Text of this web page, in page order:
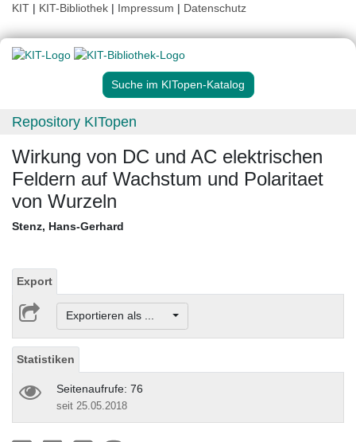
KIT | KIT-Bibliothek | Impressum | Datenschutz
Suche im KITopen-Katalog
Repository KITopen
Wirkung von DC und AC elektrischen
Feldern auf Wachstum und Polaritaet
von Wurzeln
Stenz, Hans-Gerhard
Export
Exportieren als ...
Statistiken
Seitenaufrufe: 76
seit 25.05.2018